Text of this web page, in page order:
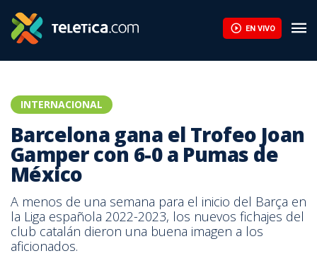
EN VIVO
INTERNACIONAL
Barcelona gana el Trofeo Joan
Gamper con 6-0 a Pumas de
México
A menos de una semana para el inicio del Barça en
la Liga española 2022-2023, los nuevos fichajes del
club catalán dieron una buena imagen a los
aficionados.